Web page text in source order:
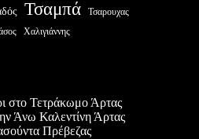
Τσαμπά Τσαρουχας
Χαλιγιάννης
στο Τετράκωμο Άρτας
Άνω Καλεντίνη Άρτας
Πρέβεζας